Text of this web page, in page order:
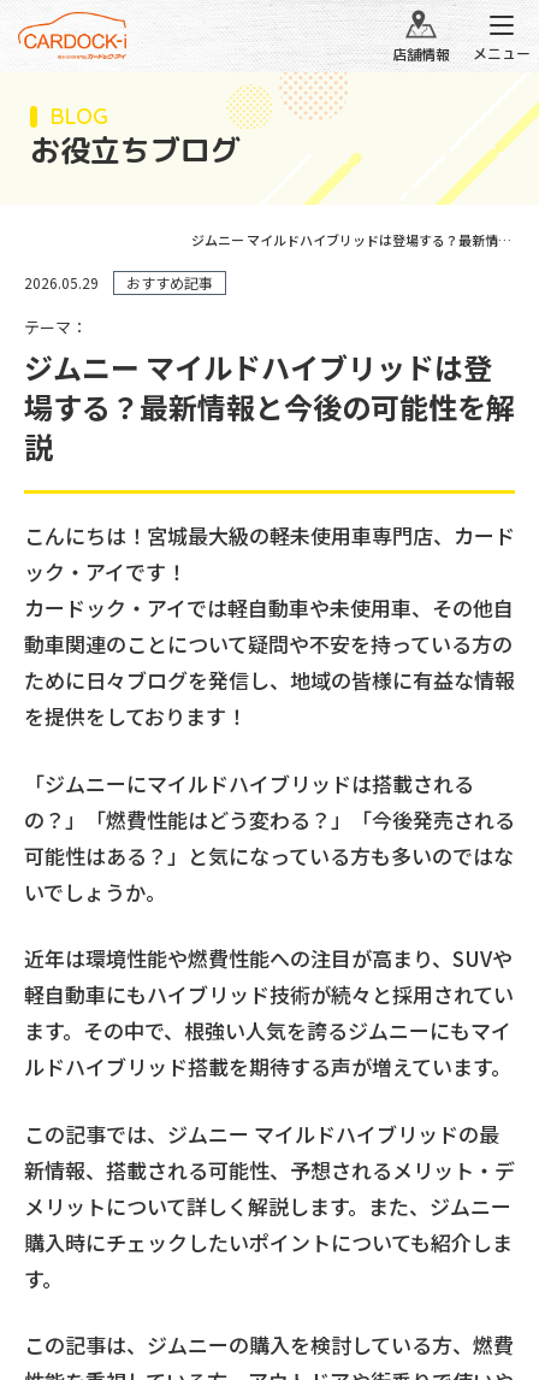
店舗情報 メニュー
ジムニー マイルドハイブリッドは登場する？最新情報と今後の可能性を解説
BLOG
お役立ちブログ
2026.05.29 おすすめ記事
テーマ：
ジムニー マイルドハイブリッドは登
場する？最新情報と今後の可能性を解
説
こんにちは！宮城最大級の軽未使用車専門店、カード
ック・アイです！
カードック・アイでは軽自動車や未使用車、その他自
動車関連のことについて疑問や不安を持っている方の
ために日々ブログを発信し、地域の皆様に有益な情報
を提供をしております！
「ジムニーにマイルドハイブリッドは搭載される
の？」「燃費性能はどう変わる？」「今後発売される
可能性はある？」と気になっている方も多いのではな
いでしょうか。
近年は環境性能や燃費性能への注目が高まり、SUVや
軽自動車にもハイブリッド技術が続々と採用されてい
ます。その中で、根強い人気を誇るジムニーにもマイ
ルドハイブリッド搭載を期待する声が増えています。
この記事では、ジムニー マイルドハイブリッドの最
新情報、搭載される可能性、予想されるメリット・デ
メリットについて詳しく解説します。また、ジムニー
購入時にチェックしたいポイントについても紹介しま
す。
この記事は、ジムニーの購入を検討している方、燃費